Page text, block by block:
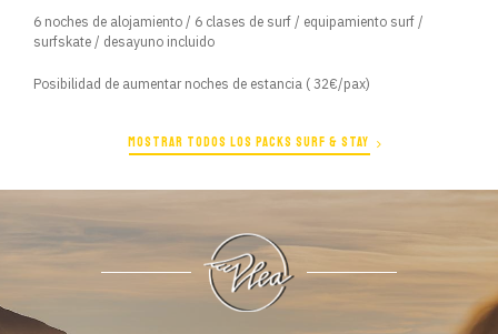
6 noches de alojamiento / 6 clases de surf / equipamiento surf /
surfskate / desayuno incluido
Posibilidad de aumentar noches de estancia ( 32€/pax)
MOSTRAR TODOS LOS PACKS SURF & STAY